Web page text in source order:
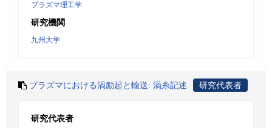
プラズマ理工学
研究機関
九州大学
プラズマにおける渦励起と輸送: 渦糸記述 研究代表者
研究代表者